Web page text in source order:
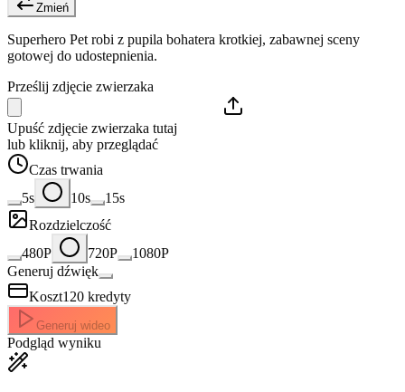
Zmień
Superhero Pet robi z pupila bohatera krotkiej, zabawnej sceny
gotowej do udostepnienia.
Prześlij zdjęcie zwierzaka
Upuść zdjęcie zwierzaka tutaj
lub kliknij, aby przeglądać
Czas trwania
5s
10s
15s
Rozdzielczość
480P
720P
1080P
Generuj dźwięk
Koszt120 kredyty
Generuj wideo
Podgląd wyniku